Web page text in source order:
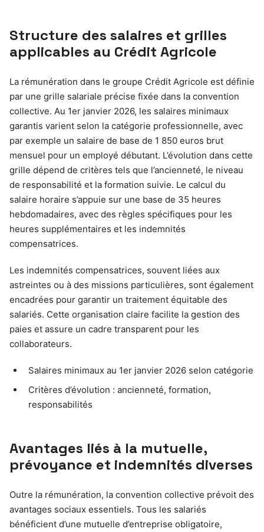
Structure des salaires et grilles
applicables au Crédit Agricole
La rémunération dans le groupe Crédit Agricole est définie
par une grille salariale précise fixée dans la convention
collective. Au 1er janvier 2026, les salaires minimaux
garantis varient selon la catégorie professionnelle, avec
par exemple un salaire de base de 1 850 euros brut
mensuel pour un employé débutant. L’évolution dans cette
grille dépend de critères tels que l’ancienneté, le niveau
de responsabilité et la formation suivie. Le calcul du
salaire horaire s’appuie sur une base de 35 heures
hebdomadaires, avec des règles spécifiques pour les
heures supplémentaires et les indemnités
compensatrices.
Les indemnités compensatrices, souvent liées aux
astreintes ou à des missions particulières, sont également
encadrées pour garantir un traitement équitable des
salariés. Cette organisation claire facilite la gestion des
paies et assure un cadre transparent pour les
collaborateurs.
Salaires minimaux au 1er janvier 2026 selon catégorie
Critères d’évolution : ancienneté, formation,
responsabilités
Avantages liés à la mutuelle,
prévoyance et indemnités diverses
Outre la rémunération, la convention collective prévoit des
avantages sociaux essentiels. Tous les salariés
bénéficient d’une mutuelle d’entreprise obligatoire,